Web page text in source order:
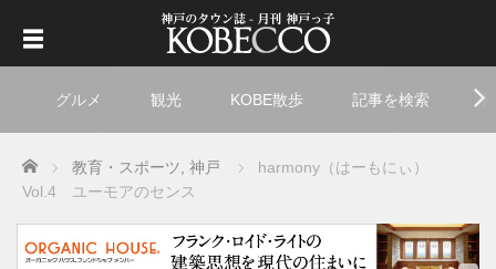
グルメ 観光 KOBE散歩 記事を検索
Home 教育・スポーツ 神戸
harmony（はーもにぃ）
Vol.4 ユーモアのセンス